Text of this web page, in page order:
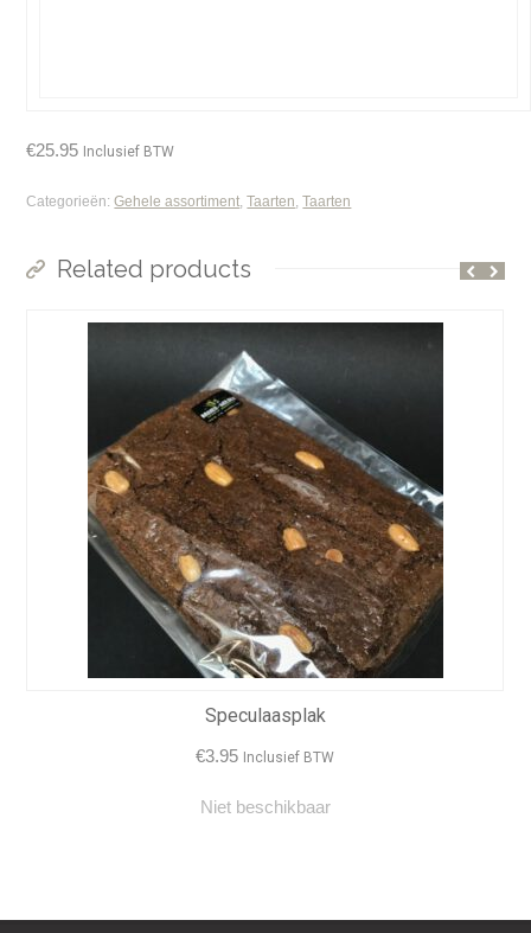
€25.95 Inclusief BTW
Categorieën:Gehele assortiment,Taarten,Taarten
Related products
Speculaasplak
€3.95 Inclusief BTW
Niet beschikbaar